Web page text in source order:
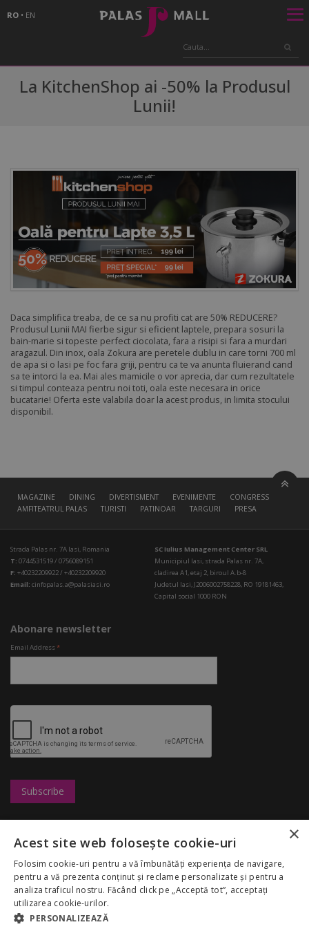
RO • EN
La KitchenShop ai -50% la Produsul
Lunii!
Daca simplifica treaba, de ce sa nu profiti cat are 50% REDUCERE?
Produsul Lunii MAI fierbe sigur si eficient laptele, prepara sosuri la
bain-marie si topeste perfect ciocolata, fara a risipi si fara a murdari
aragazul. Din inox, oala Zokura are peretele dublu in care torni 700 ml
de apa si o lasi pe foc fara griji, pentru ca te va anunta fluierand cand
sa te intorci la ea. Mai ales mamicile o vor aprecia, dar cum rezultatele
si timpul conteaza pentru noi toti, oala este necesara in orice
bucatarie! Oferta este valabila doar la acest produs, in limita stocului
disponibil.
MAGAZINE DINING DIVERTISMENT EVENIMENTE
CONGRESS HALL
AMFITEATRUL PALAS
TURISTI PATINOAR TARGURI PRESA
Strada Palas nr. 7A Iasi, Romania
T: 0744531519 / 0756089151
F: +40232209922 / +40232209920
Email: cinfopalas.a@palasiasi.ro
SC Iulius Management Center SRL
Municipiul Iasi, strada Palas nr. 7A,
cladirea A1, etaj 2, biroul A.b-8
Judetul Iasi, J2006002758228, RO 19181463,
Capital social 1000 RON
Abonare newsletter
Email Address*
Marketing
Regulamentul
Palas Mall
My Account
GDPR
Congresshall
Targuri
Restaurante
Reduceri
Despre noi
×
Acest site web folosește cookie-uri
Folosim cookie-uri pentru a vă îmbunătăți experiența de navigare,
pentru a vă prezenta conținut și reclame personalizate și pentru a
analiza traficul nostru. Făcând click pe „Acceptă tot”, acceptați
utilizarea cookie-urilor.
PERSONALIZEAZĂ